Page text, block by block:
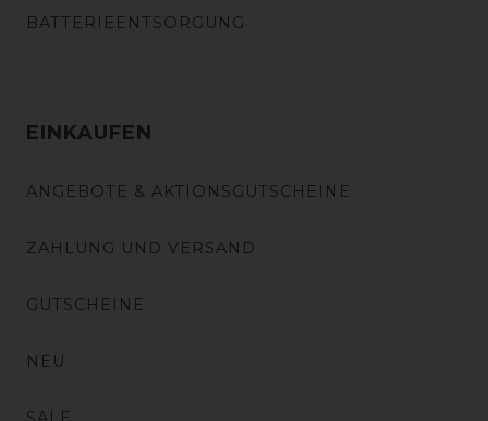
BATTERIEENTSORGUNG
EINKAUFEN
ANGEBOTE & AKTIONSGUTSCHEINE
ZAHLUNG UND VERSAND
GUTSCHEINE
NEU